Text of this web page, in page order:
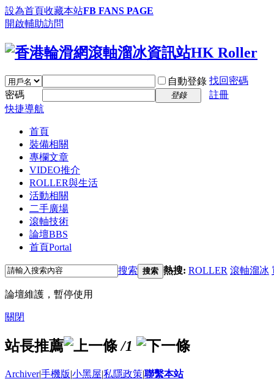
設為首頁收藏本站FB FANS PAGE
開啟輔助訪問
自動登錄 找回密碼
密碼
登錄
註冊
快捷導航
首頁
裝備相關
專欄文章
VIDEO推介
ROLLER與生活
活動相關
二手廣場
滾軸技術
論壇BBS
首頁Portal
搜索 搜索 熱搜: ROLLER 滾軸溜冰
論壇維護，暫停使用
關閉
站長推薦 /1
Archiver|手機版|小黑屋|私隱政策|聯繫本站